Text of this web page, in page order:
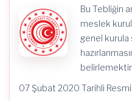
için
Bu Tebliğin
meslek
genel kurula
belirlemektir.
07 Şubat 2020 Tarihli